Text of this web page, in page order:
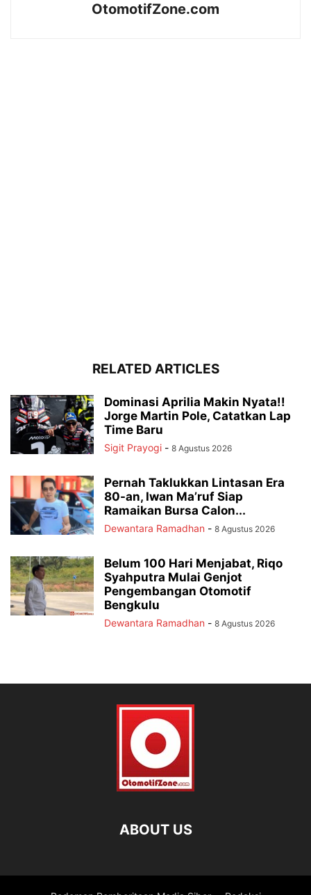
OtomotifZone.com
RELATED ARTICLES
Dominasi Aprilia Makin Nyata!!
Jorge Martin Pole, Catatkan Lap
Time Baru
Sigit Prayogi - 8 Agustus 2026
Pernah Taklukkan Lintasan Era
80-an, Iwan Ma’ruf Siap
Ramaikan Bursa Calon...
Dewantara Ramadhan - 8 Agustus 2026
Belum 100 Hari Menjabat, Riqo
Syahputra Mulai Genjot
Pengembangan Otomotif
Bengkulu
Dewantara Ramadhan - 8 Agustus 2026
ABOUT US